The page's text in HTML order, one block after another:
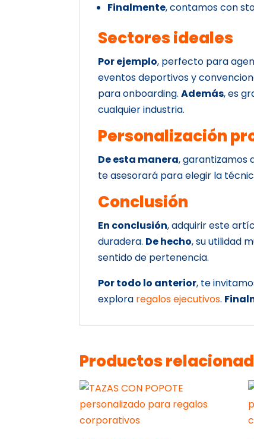
Finalmente, contamos con
Sectores ideales
Por ejemplo, perfecto para
eventos deportivos y
para onboarding.Además, es
cualquier industria.
Personalización
De esta manera, garantizamos
te asesorará para elegir la
Conclusión
En conclusión, adquirir este
duradera. De hecho, su utilidad
sentido de pertenencia.
Por todo lo anterior, te
explora regalos ejecutivos.
Productos